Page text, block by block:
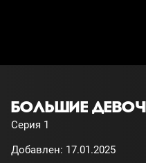
БОЛЬШИЕ
Серия 1
Добавлен: 17.01.2025